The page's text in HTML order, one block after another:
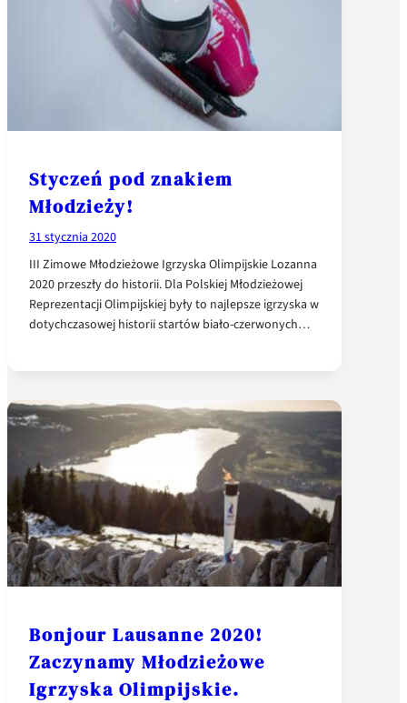
Styczeń pod znakiem
Młodzieży!
31 stycznia 2020
III Zimowe Młodzieżowe Igrzyska Olimpijskie Lozanna
2020 przeszły do historii. Dla Polskiej Młodzieżowej
Reprezentacji Olimpijskiej były to najlepsze igrzyska w
dotychczasowej historii startów biało-czerwonych…
Bonjour Lausanne 2020!
Zaczynamy Młodzieżowe
Igrzyska Olimpijskie.